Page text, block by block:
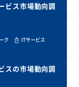
ビス市場動向調
ク
ITサービス
スの市場動向調